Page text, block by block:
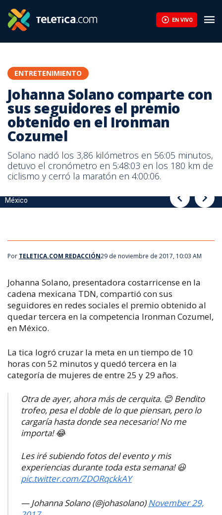
EN VIVO
ENTRETENIMIENTO
Johanna Solano comparte con
sus seguidores el premio
obtenido en el Ironman
Cozumel
Solano nadó los 3,86 kilómetros en 56:05 minutos,
detuvo el cronómetro en 5:48:03 en los 180 km de
ciclismo y cerró la maratón en 4:00:06.
México
México
Por TELETICA.COM REDACCIÓN29 de noviembre de 2017, 10:03 AM
Johanna Solano, presentadora costarricense en la
cadena mexicana TDN, compartió con sus
seguidores en redes sociales el premio obtenido al
quedar tercera en la competencia Ironman Cozumel,
en México.
La tica logró cruzar la meta en un tiempo de 10
horas con 52 minutos y quedó tercera en la
categoría de mujeres de entre 25 y 29 años.
Otra de ayer, ahora más de cerquita. 😊 Bendito
trofeo, pesa el doble de lo que piensan, pero lo
cargaría hasta donde sea necesario! No me
importa! 😂
Les iré subiendo fotos del evento y mis
experiencias durante toda esta semana! 😃
pic.twitter.com/ZDORqckkAY
— Johanna Solano (@johasolano) November 29,